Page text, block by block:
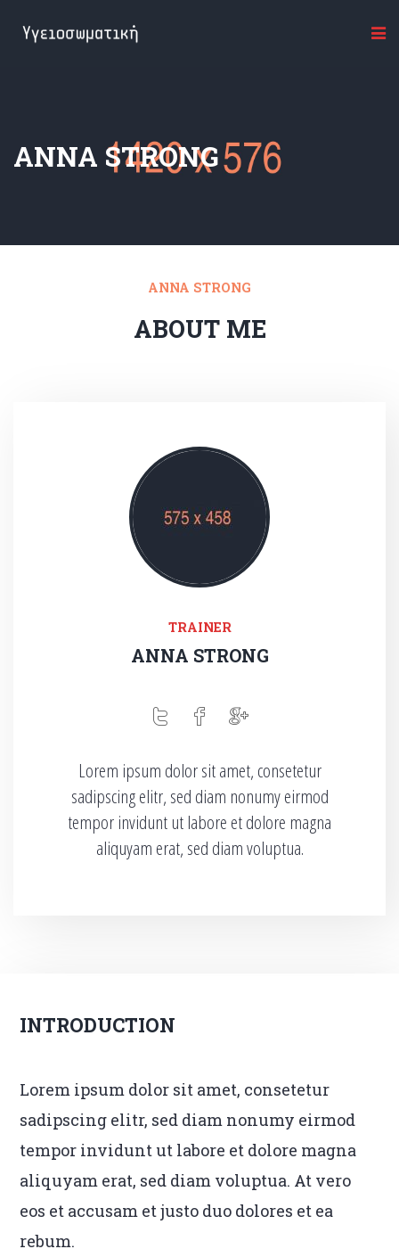
ANNA STRONG
ANNA STRONG
ABOUT ME
TRAINER
ANNA STRONG
Lorem ipsum dolor sit amet, consetetur
sadipscing elitr, sed diam nonumy eirmod
tempor invidunt ut labore et dolore magna
aliquyam erat, sed diam voluptua.
INTRODUCTION
Lorem ipsum dolor sit amet, consetetur
sadipscing elitr, sed diam nonumy eirmod
tempor invidunt ut labore et dolore magna
aliquyam erat, sed diam voluptua. At vero
eos et accusam et justo duo dolores et ea
rebum.